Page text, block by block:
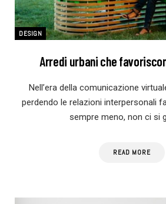
DESIGN
Arredi urbani che
Nell’era della comunicazione
perdendo le relazioni interpersonali
sempre meno, non ci si
READ MORE